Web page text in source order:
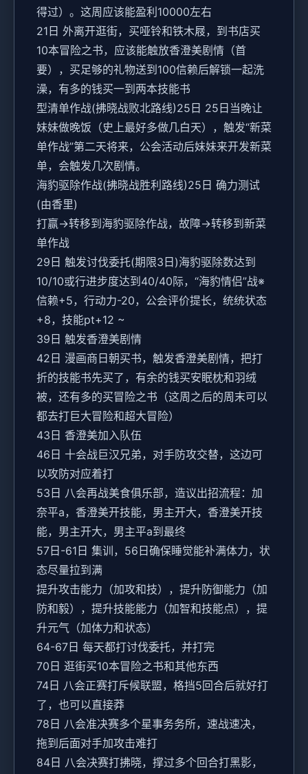
得过）。这周应该能盈利10000左右
21日 外离开逛街，买哑铃和铁木屐，到书店买
10本冒险之书，应该能触放香澄美剧情（首
要），买足够的礼物送到100信赖后解锁一起洗
澡，有多的钱买一到两本技能书
型清单作战(拂晓战败北路线)25日 25日当晚让
妹妹做晚饭（史上最好多做几白天），触发“新菜
单作战”第二天将来，公会活动后妹妹来开发新菜
单，会触发几次剧情。
海豹驱除作战(拂晓战胜利路线)25日 确力测试
(由香里)
打赢→转移到海豹驱除作战，故障→转移到新菜
单作战
29日 触发讨伐委托(期限3日)海豹驱除数达到
10/10或行进步度达到40/40际，“海豹情侣”战※
信赖+5，行动力-20，公会评价提长，统统状态
+8，技能pt+12 ~
39日 触发香澄美剧情
42日 漫画商日朝买书，触发香澄美剧情，把打
折的技能书先买了，有余的钱买安眠枕和羽绒
被，还有多的买冒险之书（这周之后的周末可以
都去打巨大冒险和超大冒险）
43日 香澄美加入队伍
46日 十会战巨汉兄弟，对手防攻交替，这边可
以攻防对应着打
53日 八会再战美食俱乐部，造议出招流程：加
奈平a，香澄美开技能，男主开大，香澄美开技
能，男主开大，男主平a到最终
57日-61日 集训，56日确保睡觉能补满体力，状
态尽量拉到满
提升攻击能力（加攻和技），提升防御能力（加
防和毅），提升技能能力（加智和技能点），提
升元气（加体力和状态）
64-67日 每天都打讨伐委托，并打完
70日 逛街买10本冒险之书和其他东西
74日 八会正赛打斥候联盟，格挡5回合后就好打
了，也可以直接莽
78日 八会准决赛多个星事务务所，速战速决，
拖到后面对手加攻击难打
84日 八会决赛打拂晓，撑过多个回合打黑影，